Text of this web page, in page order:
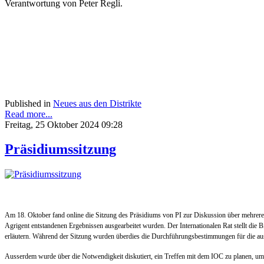
Verantwortung von Peter Regli.
Published in Neues aus den Distrikte
Read more...
Freitag, 25 Oktober 2024 09:28
Präsidiumssitzung
Am 18. Oktober fand online die Sitzung des Präsidiums von PI zur Diskussion über
Agrigent entstandenen Ergebnissen ausgearbeitet wurden. Der Internationalen Rat stellt
erläutern. Während der Sitzung wurden überdies die Durchführungsbestimmungen für die
Ausserdem wurde über die Notwendigkeit diskutiert, ein Treffen mit dem IOC zu planen,